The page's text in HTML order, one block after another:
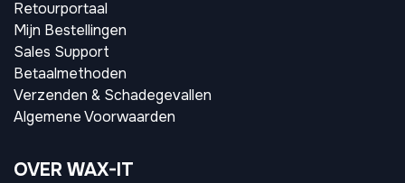
Retourportaal
Mijn Bestellingen
Sales Support
Betaalmethoden
Verzenden & Schadegevallen
Algemene Voorwaarden
OVER WAX-IT